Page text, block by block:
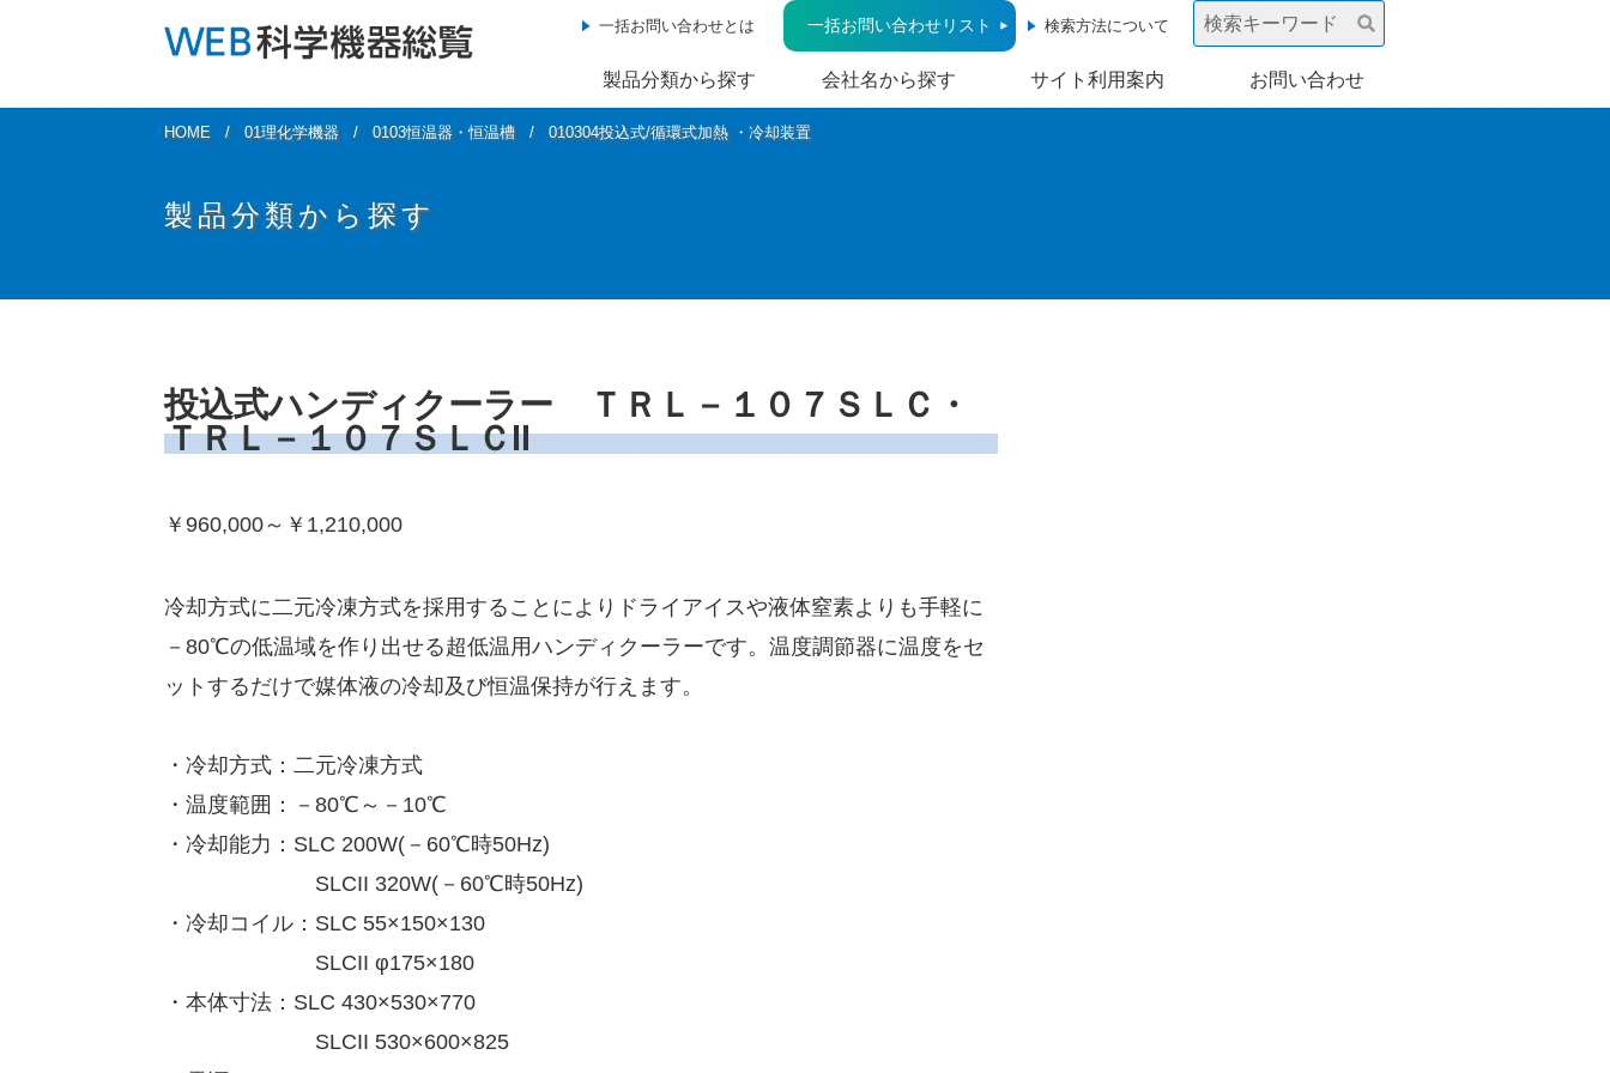
一括お問い合わせとは 一括お問い合わせリスト 検索方法について
製品分類から探す 会社名から探す サイト利用案内 お問い合わせ
HOME 01理化学機器 0103恒温器・恒温槽 010304投込式/循環式加熱 ・冷却装置
製品分類から探す
投込式ハンディクーラー ＴＲＬ－１０７ＳＬＣ・
ＴＲＬ－１０７ＳＬＣⅡ
￥960,000～￥1,210,000
冷却方式に二元冷凍方式を採用することによりドライアイスや液体窒素よりも手軽に
－80℃の低温域を作り出せる超低温用ハンディクーラーです。温度調節器に温度をセ
ットするだけで媒体液の冷却及び恒温保持が行えます。
・冷却方式：二元冷凍方式
・温度範囲：－80℃～－10℃
・冷却能力：SLC 200W(－60℃時50Hz)
SLCII 320W(－60℃時50Hz)
・冷却コイル：SLC 55×150×130
SLCII φ175×180
・本体寸法：SLC 430×530×770
SLCII 530×600×825